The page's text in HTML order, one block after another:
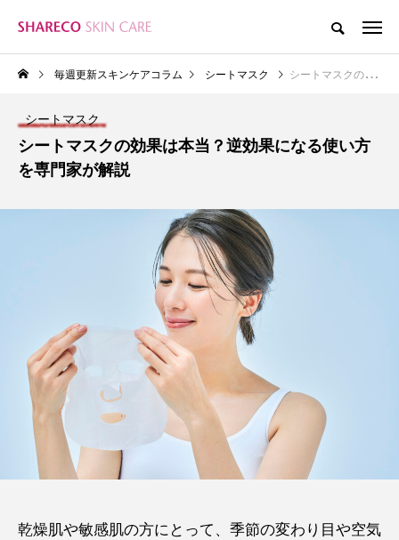
毎週更新スキンケアコラム シートマスク シートマスクの効果は本当？逆効果になる使い方を専門家が解説
シートマスク
シートマスクの効果は本当？逆効果になる使い方
を専門家が解説
乾燥肌や敏感肌の方にとって、季節の変わり目や空気